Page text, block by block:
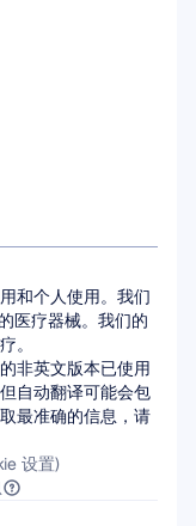
和个人使用。我们
医疗器械。我们的
。
非英文版本已使用
自动翻译可能会包
最准确的信息，请
设置)